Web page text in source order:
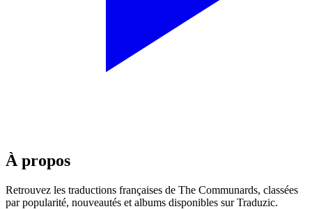
À propos
Retrouvez les traductions françaises de The Communards, classées
par popularité, nouveautés et albums disponibles sur Traduzic.